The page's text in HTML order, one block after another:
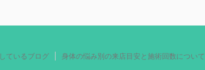
ているブログ 身体の悩み別の来店目安と施術回数について